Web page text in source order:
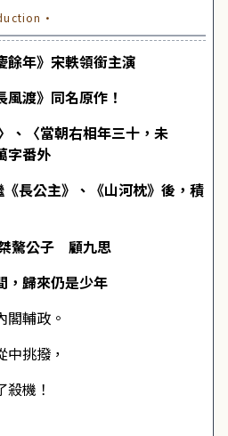
年》宋軼領銜主演
渡》同名原作！
〈當朝右相年三十，未
字番外
長公主》、《山河枕》後，積
驁公子 顧九思
歸來仍是少年
閣輔政。
挑撥，
機！